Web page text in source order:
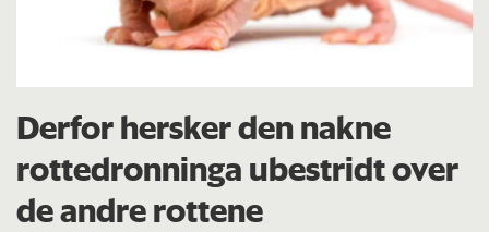
Derfor hersker den nakne
rottedronninga ubestridt over
de andre rottene